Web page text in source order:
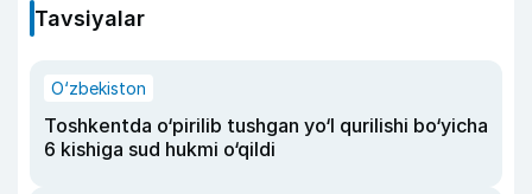
Tavsiyalar
O‘zbekiston
Toshkentda o‘pirilib tushgan yo‘l qurilishi bo‘yicha
6 kishiga sud hukmi o‘qildi